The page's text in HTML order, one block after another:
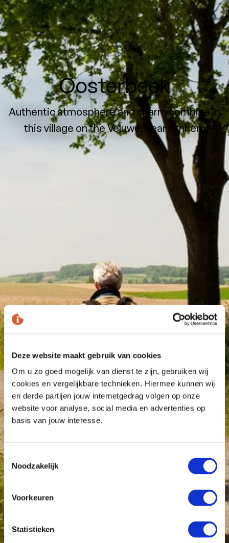
Deze website maakt gebruik van cookies
Om u zo goed mogelijk van dienst te zijn, gebruiken wij
cookies en vergelijkbare technieken. Hiermee kunnen wij
en derde partijen jouw internetgedrag volgen op onze
website voor analyse, social media en advertenties op
basis van jouw interesse.
Noodzakelijk
Voorkeuren
Statistieken
Oosterbeek
Authentic atmosphere and charm combine in
this village on the Veluwe, near Arnhem